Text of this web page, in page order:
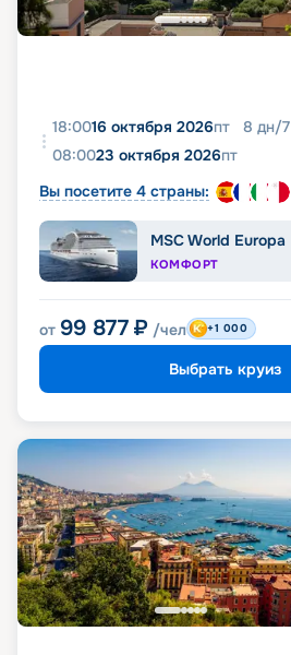
18:0016 октября 2026пт 8 дн/7
08:0023 октября 2026пт
Вы посетите 4 страны:
MSC World Europa
КОМФОРТ
от 99 877 ₽ /чел +1 000
Выбрать круиз